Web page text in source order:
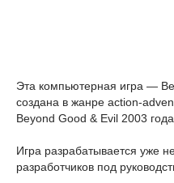
Эта компьютерная игра —
создана в жанре action-
Beyond Good & Evil 2003 года.
Игра разрабатывается уже
разработчиков под